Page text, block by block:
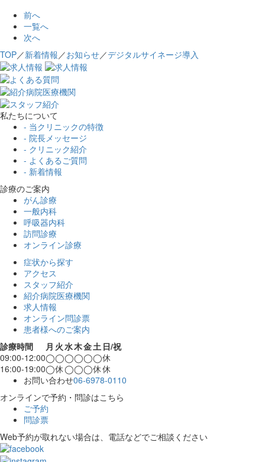
前へ
一覧へ
次へ
TOP／新着情報／お知らせ／デジタルサイネージ導入
私たちについて
- 当クリニックの特徴
- 院長メッセージ
- クリニック紹介
- よくあるご質問
- 新着情報
診療のご案内
がん診療
一般内科
呼吸器内科
訪問診療
オンライン診療
症状から探す
アクセス
スタッフ紹介
紹介病院医療機関
求人情報
オンライン問診票
患者様へのご案内
診療時間
月 火水木金土 日/祝
09:00-12:00◯◯◯◯◯◯休
16:00-19:00◯休◯◯◯休休
お問い合わせ06-6978-0110
オンラインで予約・問診はこちら
ご予約
問診票
Web予約が取れない場合は、電話などでご相談ください